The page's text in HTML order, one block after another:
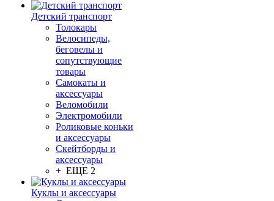
Детский транспорт
Толокары
Велосипеды,
беговелы и
сопутствующие
товары
Самокаты и
аксессуары
Веломобили
Электромобили
Роликовые коньки
и аксессуары
Скейтборды и
аксессуары
+ ЕЩЕ 2
Куклы и аксессуары